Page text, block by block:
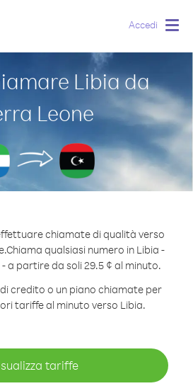
Accedi
Libia da
Leone
chiamate di qualità verso
Chiama qualsiasi numero in Libia -
a partire da soli 29.5 ¢ al minuto.
credito o un piano chiamate per
tariffe al minuto verso Libia.
tariffe